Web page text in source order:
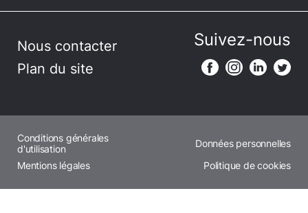
Nous contacter
Plan du site
Suivez-nous
Conditions générales
d'utilisation
Données personnelles
Mentions légales
Politique de cookies